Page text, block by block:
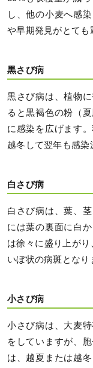
し、他の小麦へ感
や早期発見がとても
黒さび病
黒さび病は、植物
ると黒褐色の粉（
に感染を広げます
越冬して翌年も感染
白さび病
白さび病は、葉、
には葉の裏面に白
は徐々に盛り上が
いぼ状の病斑となり
小さび病
小さび病は、大麦
をしていますが、
は、越夏または越